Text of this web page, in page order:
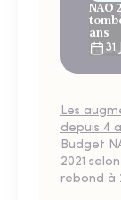
NAO
ans
31
Les
depuis 4
Budget
2021
rebond à